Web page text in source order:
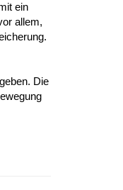
ein
allem,
Die